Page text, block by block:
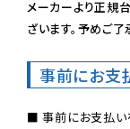
メーカーより正規
ざいます。予めご了
事前にお支
■ 事前にお支払い